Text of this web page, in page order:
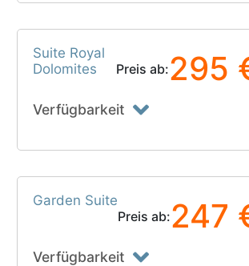
Suite Royal
Dolomites
Preis ab:295
Verfügbarkeit
Garden Suite
Preis ab:247
Verfügbarkeit